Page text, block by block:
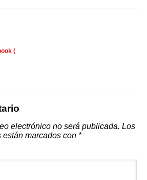
(
electrónico no será publicada. Los
marcados con *